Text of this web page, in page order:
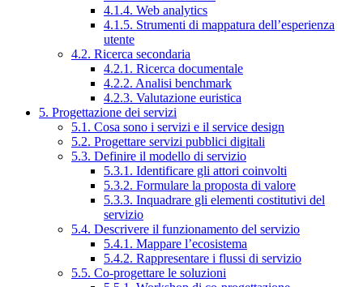
4.1.4. Web analytics
4.1.5. Strumenti di mappatura dell’esperienza
utente
4.2. Ricerca secondaria
4.2.1. Ricerca documentale
4.2.2. Analisi benchmark
4.2.3. Valutazione euristica
5. Progettazione dei servizi
5.1. Cosa sono i servizi e il service design
5.2. Progettare servizi pubblici digitali
5.3. Definire il modello di servizio
5.3.1. Identificare gli attori coinvolti
5.3.2. Formulare la proposta di valore
5.3.3. Inquadrare gli elementi costitutivi del
servizio
5.4. Descrivere il funzionamento del servizio
5.4.1. Mappare l’ecosistema
5.4.2. Rappresentare i flussi di servizio
5.5. Co-progettare le soluzioni